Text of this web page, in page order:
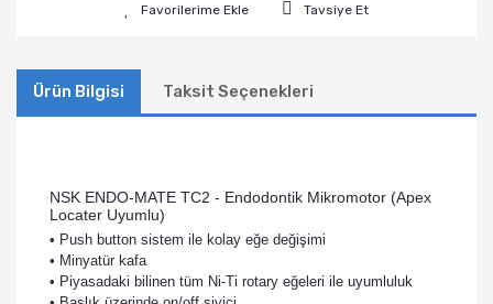
Tavsiye Et
Ürün Bilgisi Taksit Seçenekleri
NSK ENDO-MATE TC2 - Endodontik Mikromotor (Apex
Locater Uyumlu)
• Push button sistem ile kolay eğe değişimi
• Minyatür kafa
• Piyasadaki bilinen tüm Ni-Ti rotary eğeleri ile uyumluluk